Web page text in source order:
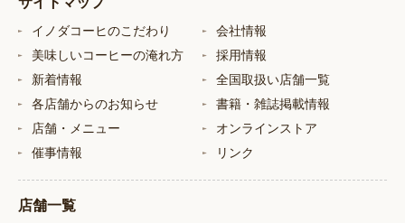
イノダコーヒのこだわり
美味しいコーヒーの淹れ方
新着情報
各店舗からのお知らせ
店舗・メニュー
催事情報
会社情報
採用情報
全国取扱い店舗一覧
書籍・雑誌掲載情報
オンラインストア
リンク
店舗一覧